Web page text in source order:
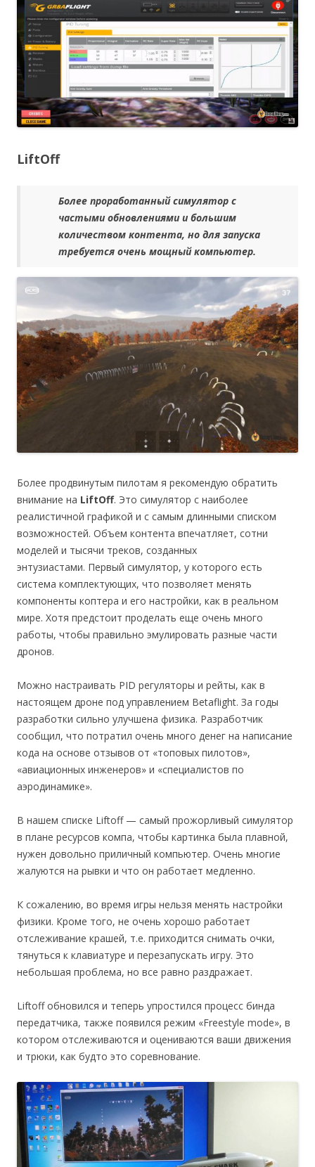
LiftOff
Более проработанный симулятор с
частыми обновлениями и большим
количеством контента, но для запуска
требуется очень мощный компьютер.
Более продвинутым пилотам я рекомендую обратить
внимание на LiftOff. Это симулятор с наиболее
реалистичной графикой и с самым длинными списком
возможностей. Объем контента впечатляет, сотни
моделей и тысячи треков, созданных
энтузиастами. Первый симулятор, у которого есть
система комплектующих, что позволяет менять
компоненты коптера и его настройки, как в реальном
мире. Хотя предстоит проделать еще очень много
работы, чтобы правильно эмулировать разные части
дронов.
Можно настраивать PID регуляторы и рейты, как в
настоящем дроне под управлением Betaflight. За годы
разработки сильно улучшена физика. Разработчик
сообщил, что потратил очень много денег на написание
кода на основе отзывов от «топовых пилотов»,
«авиационных инженеров» и «специалистов по
аэродинамике».
В нашем списке Liftoff — самый прожорливый симулятор
в плане ресурсов компа, чтобы картинка была плавной,
нужен довольно приличный компьютер. Очень многие
жалуются на рывки и что он работает медленно.
К сожалению, во время игры нельзя менять настройки
физики. Кроме того, не очень хорошо работает
отслеживание крашей, т.е. приходится снимать очки,
тянуться к клавиатуре и перезапускать игру. Это
небольшая проблема, но все равно раздражает.
Liftoff обновился и теперь упростился процесс бинда
передатчика, также появился режим «Freestyle mode», в
котором отслеживаются и оцениваются ваши движения
и трюки, как будто это соревнование.